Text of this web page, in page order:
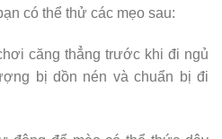
có thể thử các mẹo sau:
căng thẳng trước khi đi ngủ
bị dồn nén và chuẩn bị đi